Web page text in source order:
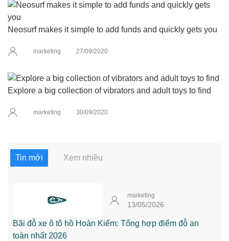
Neosurf makes it simple to add funds and quickly gets you
marketing 27/09/2020
Explore a big collection of vibrators and adult toys to find
marketing 30/09/2020
Tin mới Xem nhiều
marketing
13/05/2026
Bãi đỗ xe ô tô hồ Hoàn Kiếm: Tổng hợp điểm đỗ an
toàn nhất 2026